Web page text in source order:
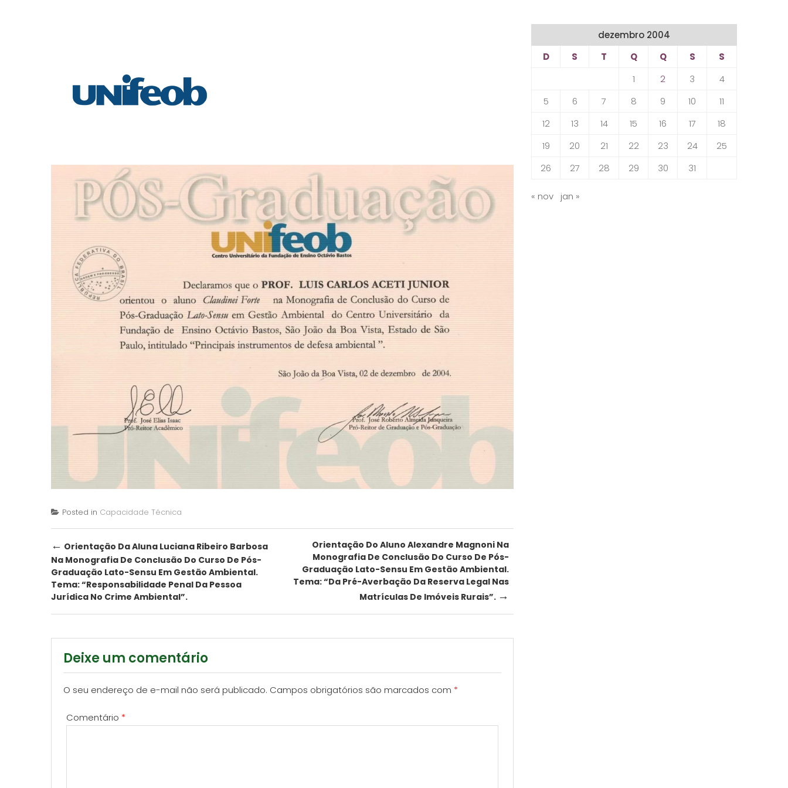
Posted in Capacidade Técnica
Post
navigation
← Orientação Da Aluna Luciana Ribeiro Barbosa
Na Monografia De Conclusão Do Curso De Pós-
Graduação Lato-Sensu Em Gestão Ambiental.
Tema: “Responsabilidade Penal Da Pessoa
Jurídica No Crime Ambiental”.
Orientação Do Aluno Alexandre Magnoni Na
Monografia De Conclusão Do Curso De Pós-
Graduação Lato-Sensu Em Gestão Ambiental.
Tema: “Da Pré-Averbação Da Reserva Legal Nas
Matrículas De Imóveis Rurais”. →
Deixe um comentário
O seu endereço de e-mail não será publicado. Campos obrigatórios são marcados com *
Comentário *
dezembro 2004
D
S T Q Q S
S
1
2 3
4
5
6 7 8 9 10
11
12
13 14 15 16 17
18
19
20 21 22 23 24
25
26
27 28 29 30 31
« nov jan »